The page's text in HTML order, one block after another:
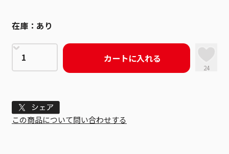
在庫： あり
カートに入れる
24
Tweet
この商品について問い合わせする